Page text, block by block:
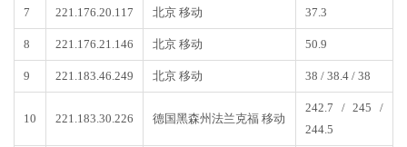
7 221.176.20.117 北京 移动 37.3
8 221.176.21.146 北京 移动 50.9
9 221.183.46.249 北京 移动 38 / 38.4 / 38
10 221.183.30.226 德国黑森州法兰克福 移动
242.7 / 245 /
244.5